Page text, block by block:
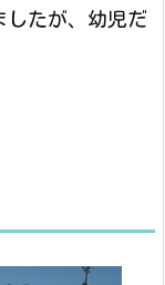
したが、幼児だ